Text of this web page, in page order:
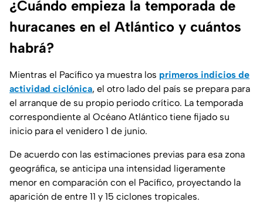
¿Cuándo empieza la temporada de
huracanes en el Atlántico y cuántos
habrá?
Mientras el Pacífico ya muestra los primeros indicios de
actividad ciclónica, el otro lado del país se prepara para
el arranque de su propio periodo crítico. La temporada
correspondiente al Océano Atlántico tiene fijado su
inicio para el venidero 1 de junio.
De acuerdo con las estimaciones previas para esa zona
geográfica, se anticipa una intensidad ligeramente
menor en comparación con el Pacífico, proyectando la
aparición de entre 11 y 15 ciclones tropicales.